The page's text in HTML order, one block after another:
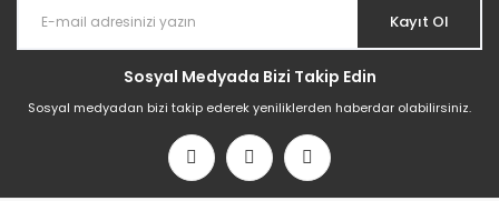
Kayıt Ol
Sosyal Medyada Bizi Takip Edin
Sosyal medyadan bizi takip ederek yeniliklerden haberdar olabilirsiniz.